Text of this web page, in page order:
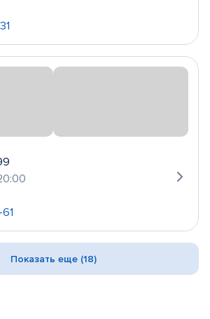
Показать еще (18)